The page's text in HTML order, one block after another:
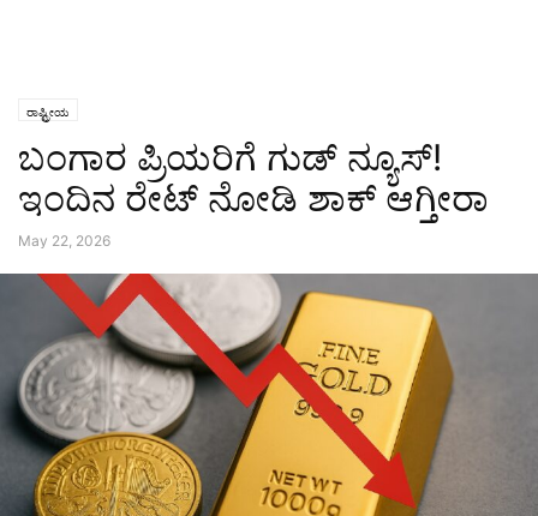
ರಾಷ್ಟ್ರೀಯ
ಬಂಗಾರ ಪ್ರಿಯರಿಗೆ ಗುಡ್ ನ್ಯೂಸ್!
ಇಂದಿನ ರೇಟ್ ನೋಡಿ ಶಾಕ್ ಆಗ್ತೀರಾ
May 22, 2026